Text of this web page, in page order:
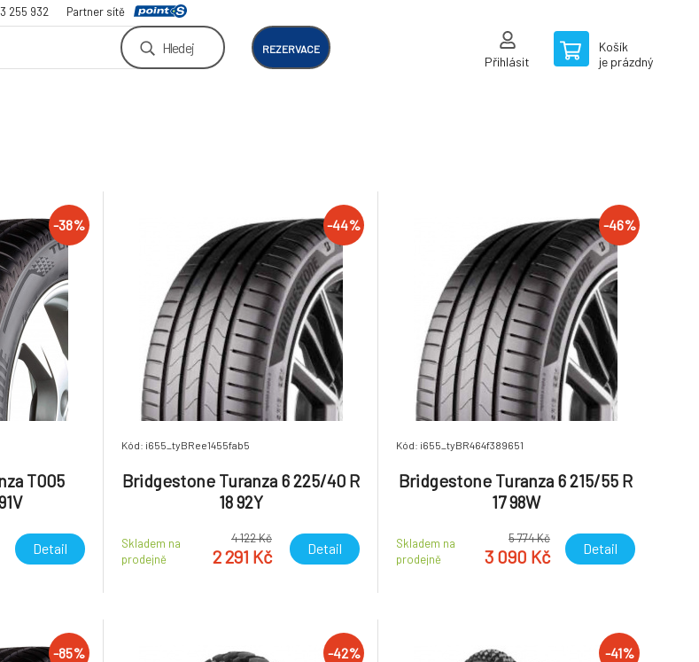
255 932 Partner sítě
Hledej REZERVACE
Přihlásit
Košík
je prázdný
-38%
T005
Detail
-44%
Kód: i655_tyBRee1455fab5
Bridgestone Turanza 6 225/40 R
18 92Y
Skladem na
prodejně
4 122 Kč
2 291 Kč Detail
-46%
Kód: i655_tyBR464f389651
Bridgestone Turanza 6 215/55 R
17 98W
Skladem na
prodejně
5 774 Kč
3 090 Kč Detail
-85% -42% -41%